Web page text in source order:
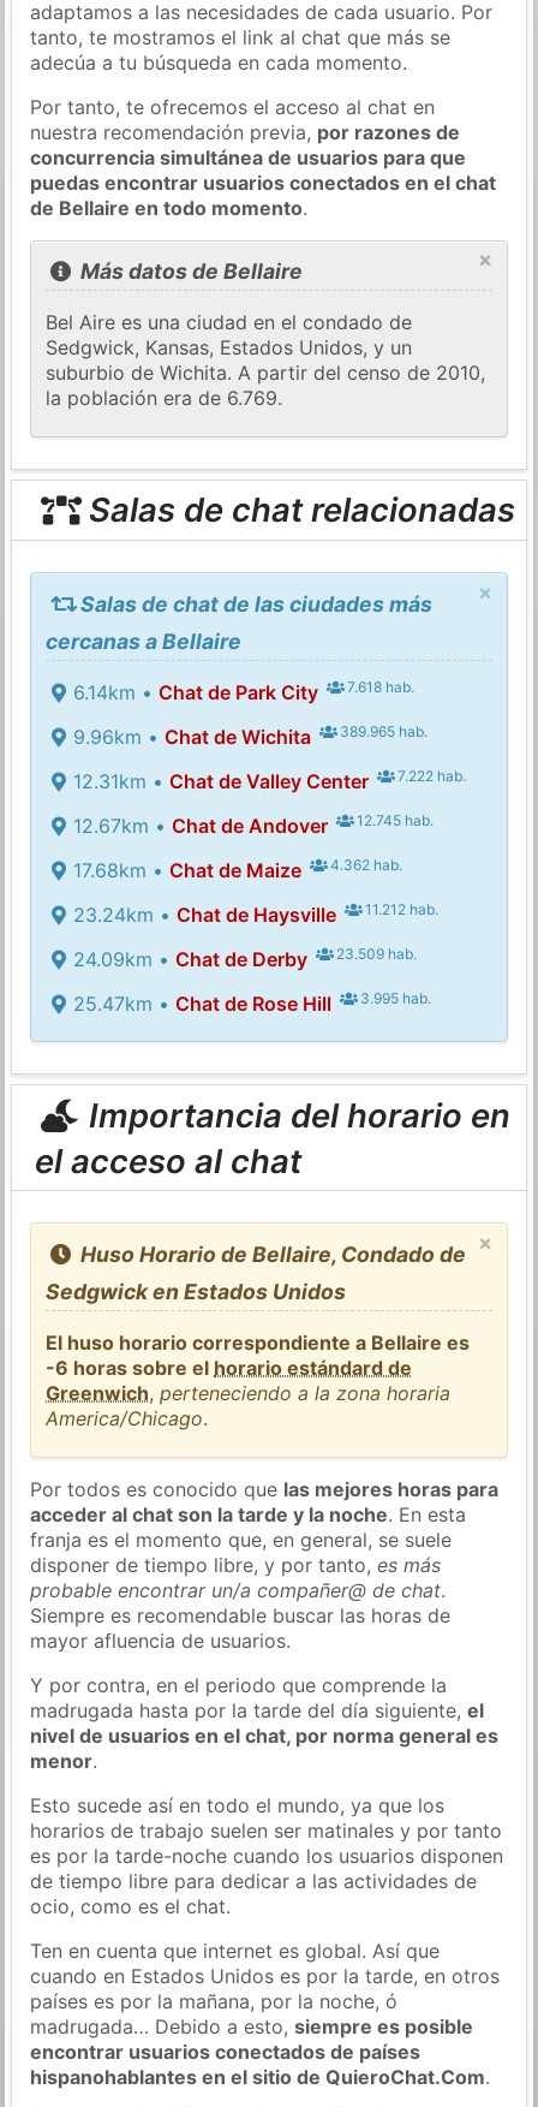
adaptamos a las necesidades de cada usuario. Por
tanto, te mostramos el link al chat que más se
adecúa a tu búsqueda en cada momento.
Por tanto, te ofrecemos el acceso al chat en
nuestra recomendación previa, por razones de
concurrencia simultánea de usuarios para que
puedas encontrar usuarios conectados en el chat
de Bellaire en todo momento.
×
Más datos de Bellaire
Bel Aire es una ciudad en el condado de
Sedgwick, Kansas, Estados Unidos, y un
suburbio de Wichita. A partir del censo de 2010,
la población era de 6.769.
Salas de chat relacionadas
×
Salas de chat de las ciudades más
cercanas a Bellaire
6.14km • Chat de Park City 7.618 hab.
9.96km • Chat de Wichita 389.965 hab.
12.31km • Chat de Valley Center 7.222 hab.
12.67km • Chat de Andover 12.745 hab.
17.68km • Chat de Maize 4.362 hab.
23.24km • Chat de Haysville 11.212 hab.
24.09km • Chat de Derby 23.509 hab.
25.47km • Chat de Rose Hill 3.995 hab.
Importancia del horario en
el acceso al chat
×
Huso Horario de Bellaire, Condado de
Sedgwick en Estados Unidos
El huso horario correspondiente a Bellaire es
-6 horas sobre el horario estándard de
Greenwich,perteneciendo a la zona horaria
America/Chicago.
Por todos es conocido que las mejores horas para
acceder al chat son la tarde y la noche. En esta
franja es el momento que, en general, se suele
disponer de tiempo libre, y por tanto,es más
probable encontrar un/a compañer@ de chat.
Siempre es recomendable buscar las horas de
mayor afluencia de usuarios.
Y por contra, en el periodo que comprende la
madrugada hasta por la tarde del día siguiente,el
nivel de usuarios en el chat, por norma general es
menor.
Esto sucede así en todo el mundo, ya que los
horarios de trabajo suelen ser matinales y por tanto
es por la tarde-noche cuando los usuarios disponen
de tiempo libre para dedicar a las actividades de
ocio, como es el chat.
Ten en cuenta que internet es global. Así que
cuando en Estados Unidos es por la tarde, en otros
países es por la mañana, por la noche, ó
madrugada… Debido a esto,siempre es posible
encontrar usuarios conectados de países
hispanohablantes en el sitio de QuieroChat.Com.